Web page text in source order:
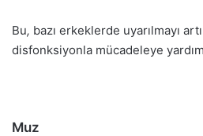
Bu, bazı erkeklerde uyarılmayı
disfonksiyonla mücadeleye
Muz